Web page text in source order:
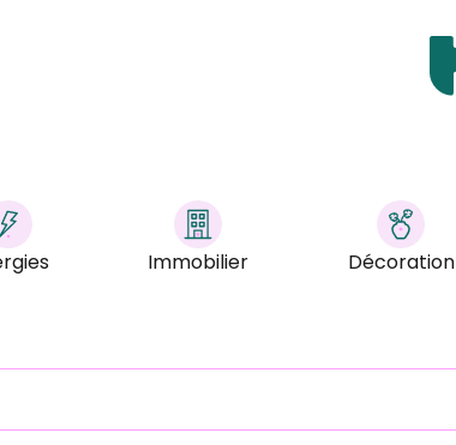
Immobilier Décoration